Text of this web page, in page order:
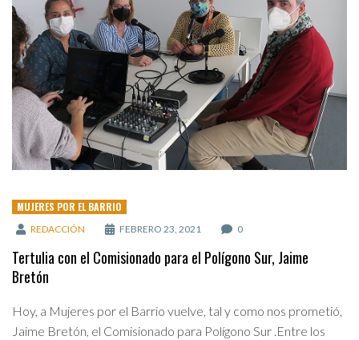
MUJERES POR EL BARRIO
REDACCIÓN FEBRERO 23, 2021 0
Tertulia con el Comisionado para el Polígono Sur, Jaime
Bretón
Hoy, a Mujeres por el Barrio vuelve, tal y como nos prometió,
Jaime Bretón, el Comisionado para Polígono Sur .Entre los